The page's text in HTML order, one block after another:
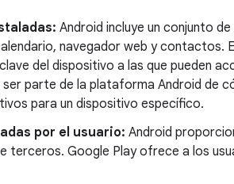
Android incluye un conjunto
navegador web y contactos.
del dispositivo a las que pueden
parte de la plataforma Android de
para un dispositivo específico.
por el usuario: Android
terceros. Google Play ofrece a los